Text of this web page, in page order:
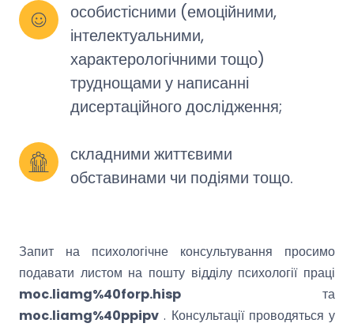
особистісними (емоційними,
інтелектуальними,
характерологічними тощо)
труднощами у написанні
дисертаційного дослідження;
складними життєвими
обставинами чи подіями тощо.
Запит на психологічне консультування просимо
подавати листом на пошту відділу психології праці
moc.liamg%40forp.hisp та
moc.liamg%40ppipv . Консультації проводяться у